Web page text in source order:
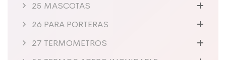
25 MASCOTAS
26 PARA PORTERAS
27 TERMOMETROS